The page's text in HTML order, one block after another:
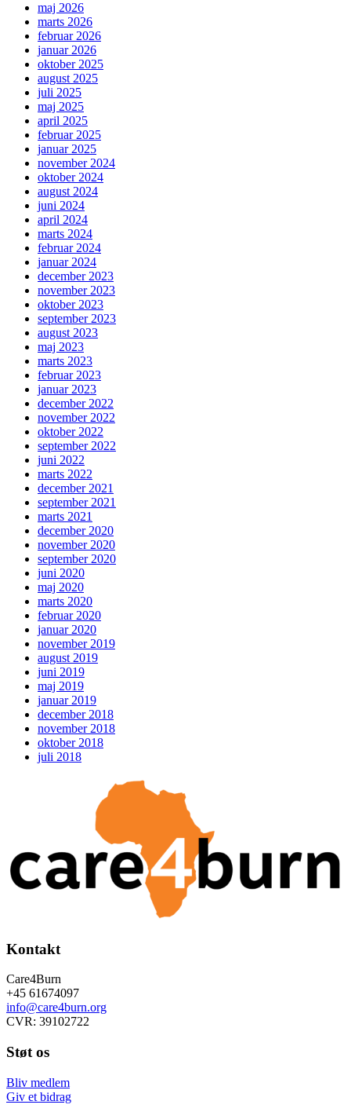
maj 2026
marts 2026
februar 2026
januar 2026
oktober 2025
august 2025
juli 2025
maj 2025
april 2025
februar 2025
januar 2025
november 2024
oktober 2024
august 2024
juni 2024
april 2024
marts 2024
februar 2024
januar 2024
december 2023
november 2023
oktober 2023
september 2023
august 2023
maj 2023
marts 2023
februar 2023
januar 2023
december 2022
november 2022
oktober 2022
september 2022
juni 2022
marts 2022
december 2021
september 2021
marts 2021
december 2020
november 2020
september 2020
juni 2020
maj 2020
marts 2020
februar 2020
januar 2020
november 2019
august 2019
juni 2019
maj 2019
januar 2019
december 2018
november 2018
oktober 2018
juli 2018
Kontakt
Care4Burn
+45 61674097
info@care4burn.org
CVR: 39102722
Støt os
Bliv medlem
Giv et bidrag